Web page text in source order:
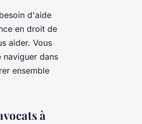
d'aide
en droit de
aider. Vous
dans
ensemble
à